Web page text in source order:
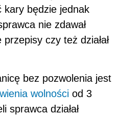
kary będzie jednak
nie zdawał
czy też działał
bez pozwolenia jest
wolności od 3
sprawca działał